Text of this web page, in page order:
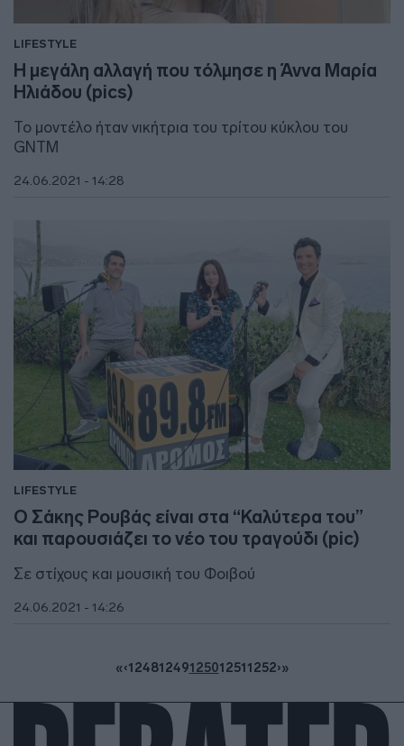
LIFESTYLE
H μεγάλη αλλαγή που τόλμησε η Άννα Μαρία
Ηλιάδου (pics)
Το μοντέλο ήταν νικήτρια του τρίτου κύκλου του
GNTM
24.06.2021 - 14:28
LIFESTYLE
Ο Σάκης Ρουβάς είναι στα “Καλύτερα του”
και παρουσιάζει το νέο του τραγούδι (pic)
Σε στίχους και μουσική του Φοιβού
24.06.2021 - 14:26
«‹12481249125012511252›»